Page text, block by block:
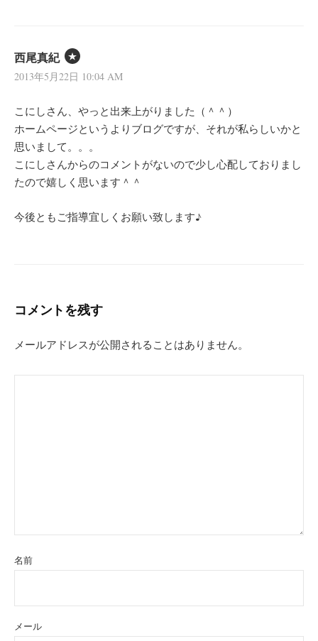
西尾真紀
2013年5月22日 10:04 AM
こにしさん、やっと出来上がりました（＾＾）
ホームページというよりブログですが、それが私らしいかと
思いまして。。。
こにしさんからのコメントがないので少し心配しておりまし
たので嬉しく思います＾＾
今後ともご指導宜しくお願い致します♪
コメントを残す
メールアドレスが公開されることはありません。
名前
メール